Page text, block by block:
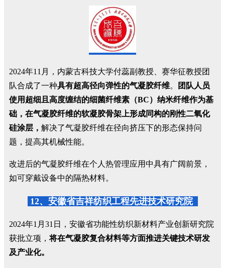
2024年11月，内蒙古科技大学付蕊副教授、赛华征教授团
队合成了一种具有超高径向弹性的气凝胶纤维。
团队人员
使用超细且高度缠结的细菌纤维素（BC）纳米纤维作为基
础，在气凝胶纤维的软凝胶骨架上形成同构的刚性二氧化
硅涂层， 解决了气凝胶纤维在径向挤压下的形态保持问
题，提高其机械性能。
改进后的气凝胶纤维在个人热管理应用中具有广阔前景，
如可穿戴设备中的隔热材料。
12、安徽省吉祥纺织工程先进技术研究院
2024年1月31日，安徽省功能性纺织新材料产业创新研究院
获批立项，将在气凝胶复合材料等方面推进关键技术研发
及产业化。